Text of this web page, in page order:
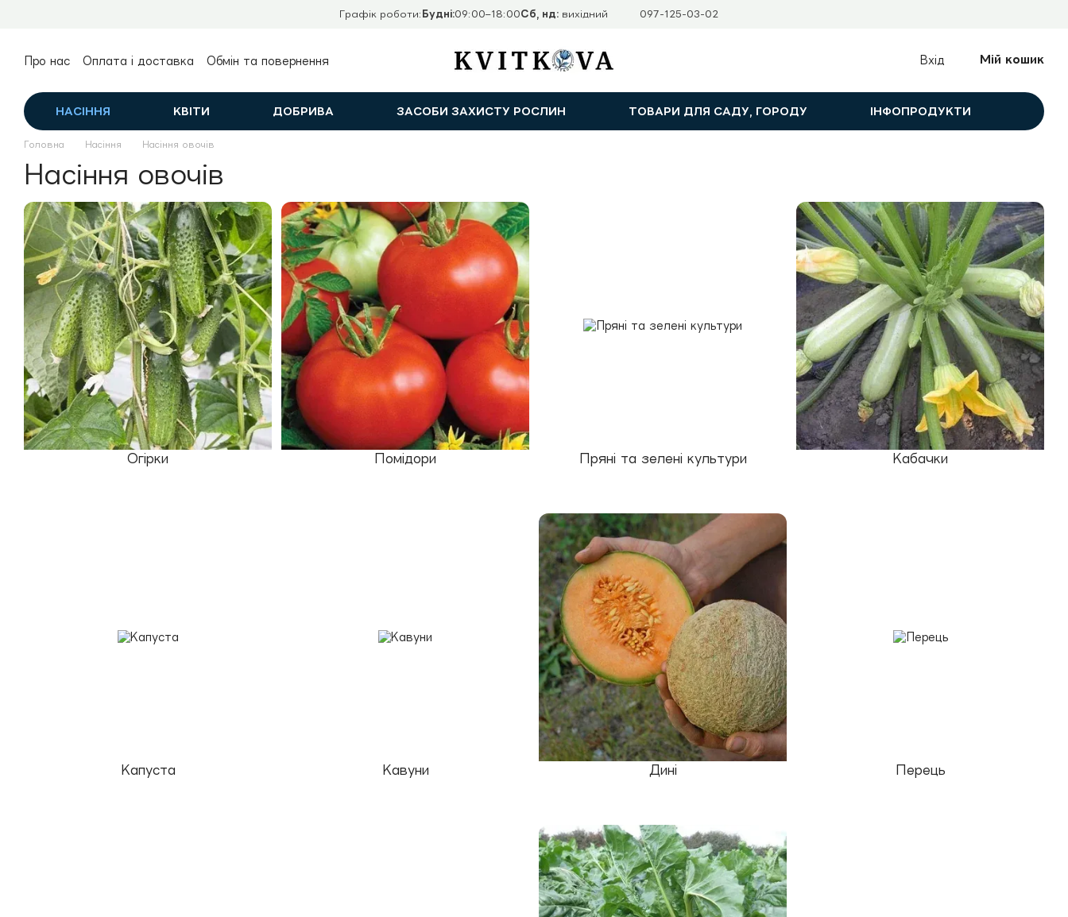
Графік роботи: Будні:09:00–18:00Сб, нд:вихідний 097-125-03-02
Про нас Оплата і доставка
Обмін та повернення
Вхід Мій кошик
НАСІННЯ КВІТИ ДОБРИВА ЗАСОБИ ЗАХИСТУ РОСЛИН ТОВАРИ ДЛЯ САДУ, ГОРОДУ ІНФОПРОДУКТИ
Головна Насіння Насіння овочів
Насіння овочів
Огірки Помідори Пряні та зелені культури Кабачки
Капуста Кавуни Дині Перець